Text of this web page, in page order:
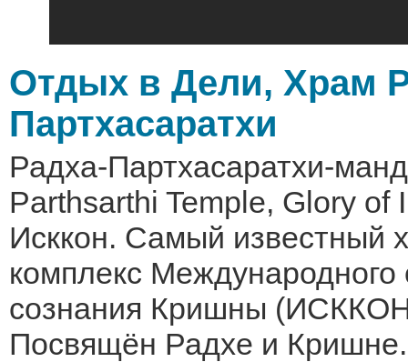
Отдых в Дели, Храм
Партхасаратхи
Радха-Партхасаратхи-
Parthsarthi Temple, Glory
Исккон. Самый известный
комплекс
сознания Кришны
Посвящён Радхе и Кришне.